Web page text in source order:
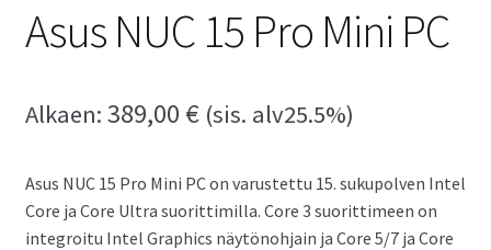
Asus NUC 15 Pro Mini PC
Alkaen: 389,00 €(sis. alv25.5%)
Asus NUC 15 Pro Mini PC on varustettu 15. sukupolven Intel
Core ja Core Ultra suorittimilla. Core 3 suorittimeen on
integroitu Intel Graphics näytönohjain ja Core 5/7 ja Core